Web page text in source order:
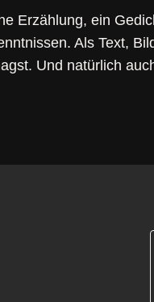
Erzählung, ein
Als Text,
Und natürlich